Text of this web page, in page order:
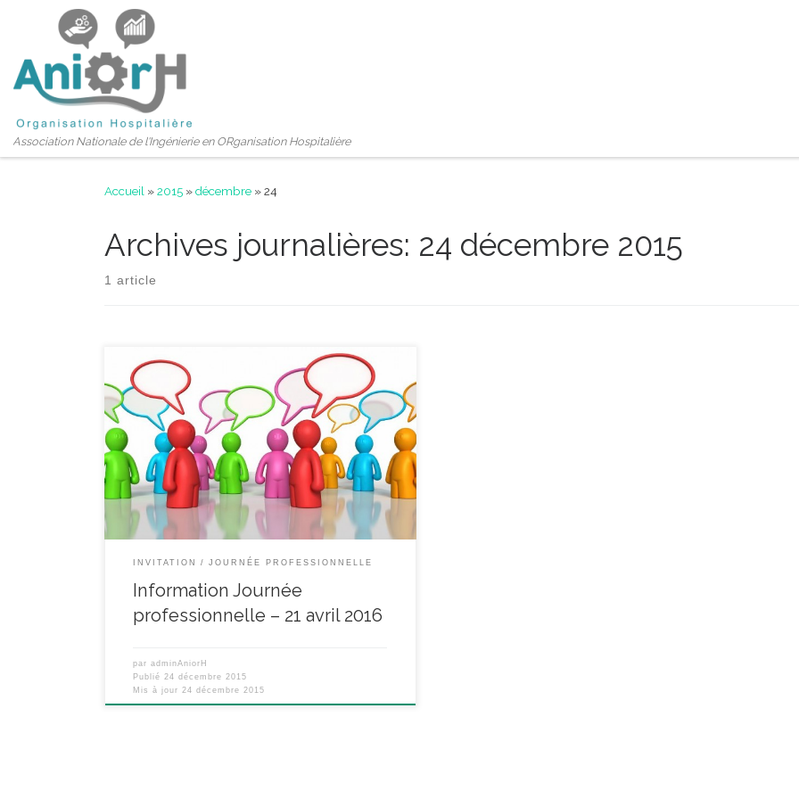
Passer au contenu
Association Nationale de l'Ingénierie en ORganisation Hospitalière
Accueil »2015 »décembre »24
Archives journalières: 24 décembre 2015
1 article
Cher(e) adhérent(e), cher(e) sympathisant(e), La
prochaine journée de formation professionnelle de
l’ANIORH (Association Nationale de l’Ingénierie en
Organisation Hospitalière) aura lieu le jeudi 21 avril à
Paris, notez dès à présent cette date dans vos
agendas. Elle est co-organisée avec le ReCOr de
l’APHP (Réseau des Conseillers en Organisation). Le
[…]
INVITATION JOURNÉE PROFESSIONNELLE
Information Journée
professionnelle – 21 avril 2016
paradminAniorH
Publié24 décembre 2015
Mis à jour24 décembre 2015